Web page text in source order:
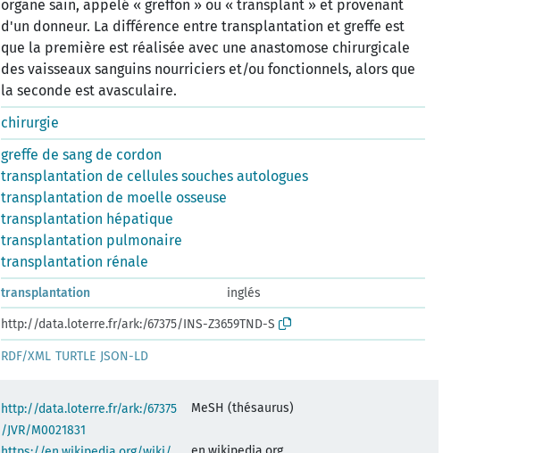
organe sain, appelé « greffon » ou « transplant » et provenant
d'un donneur. La différence entre transplantation et greffe est
que la première est réalisée avec une anastomose chirurgicale
des vaisseaux sanguins nourriciers et/ou fonctionnels, alors que
la seconde est avasculaire.
chirurgie
greffe de sang de cordon
transplantation de cellules souches autologues
transplantation de moelle osseuse
transplantation hépatique
transplantation pulmonaire
transplantation rénale
transplantation
inglés
http://data.loterre.fr/ark:/67375/INS-Z3659TND-S
RDF/XML TURTLE JSON-LD
http://data.loterre.fr/ark:/67375
/JVR/M0021831
MeSH (thésaurus)